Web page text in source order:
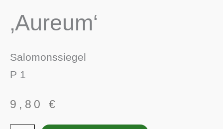
‚Aureum‘
Salomonssiegel
P 1
9,80 €